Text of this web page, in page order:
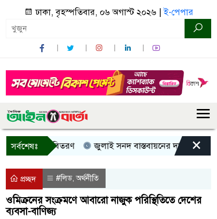
ঢাকা, বৃহস্পতিবার, ০৬ অগাস্ট ২০২৬ |ই-পেপার
সর্বশেষঃ
সহায়তা বিতরণ জুলাই সনদ বাস্তবায়নের দাবিতে ×
প্রচ্ছদ #লিড,অর্থনীতি
ওমিক্রনের সংক্রমণে আবারো নাজুক পরিস্থিতিতে দেশের
ব্যবসা-বাণিজ্য